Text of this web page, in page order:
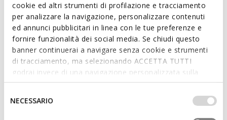
cookie ed altri strumenti di profilazione e tracciamento
per analizzare la navigazione, personalizzare contenuti
ed annunci pubblicitari in linea con le tue preferenze e
fornire funzionalità dei social media. Se chiudi questo
banner continuerai a navigare senza cookie e strumenti
di tracciamento, ma selezionando ACCETTA TUTTI
godrai invece di una navigazione personalizzata sulla
base dei tuoi gusti ed interessi. Selezionando
IMPOSTAZIONI potrai anche scegliere quali cookies ed
altri strumenti di tracciamento autorizzare. Per maggiori
informazioni o per modificare in qualsiasi momento le
NECESSARIO
Quick and easy to put on
Heel height: 4 cm / 1,6"
Elasticated panel on the upper for easy foot entry
The height of the boot shaft is 16 cm / 6.30" as